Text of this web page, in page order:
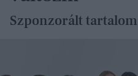
Szponzorált tartalom